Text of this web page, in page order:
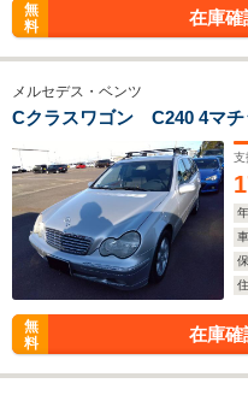
無
料
在庫確
メルセデス・ベンツ
Cクラスワゴン C240 4マチ
支
無
料
在庫確